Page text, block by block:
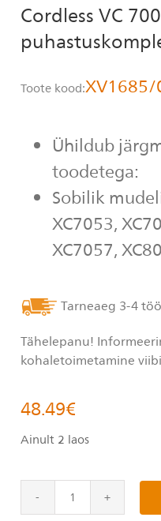
Cordless VC
Toote kood:XV1685/
Ühildub
toodetega:
Sobilik
XC7053,
XC7057,
Tarneaeg 3-4
Tähelepanu!
kohaletoimetamine
48.49€
Ainult 2 laos